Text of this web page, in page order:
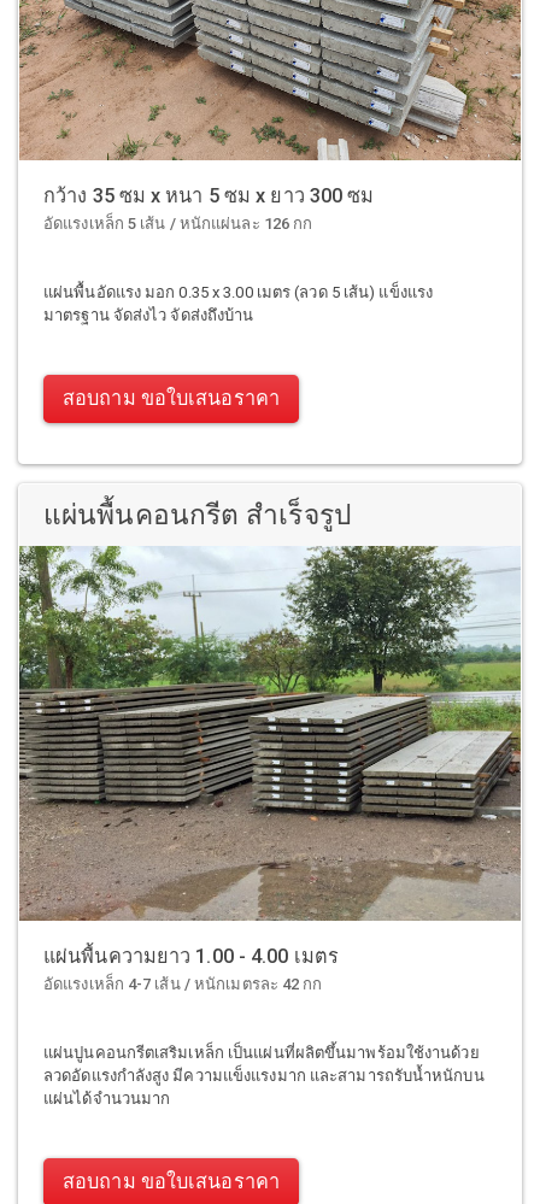
กว้าง 35 ซม x หนา 5 ซม x ยาว 300 ซม
อัดแรงเหล็ก 5 เส้น / หนักแผ่นละ 126 กก
แผ่นพื้นอัดแรง มอก 0.35 x 3.00 เมตร (ลวด 5 เส้น) แข็งแรง
มาตรฐาน จัดส่งไว จัดส่งถึงบ้าน
สอบถาม ขอใบเสนอราคา
แผ่นพื้นคอนกรีต สำเร็จรูป
แผ่นพื้นความยาว 1.00 - 4.00 เมตร
อัดแรงเหล็ก 4-7 เส้น / หนักเมตรละ 42 กก
แผ่นปูนคอนกรีตเสริมเหล็ก เป็นแผ่นที่ผลิตขึ้นมาพร้อมใช้งานด้วย
ลวดอัดแรงกำลังสูง มีความแข็งแรงมาก และสามารถรับน้ำหนักบน
แผ่นได้จำนวนมาก
สอบถาม ขอใบเสนอราคา